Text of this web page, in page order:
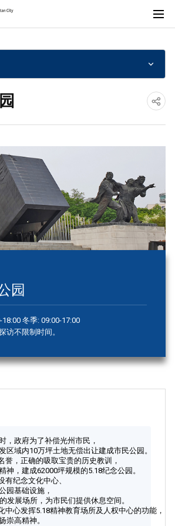
전
园
冬季: 09:00-17:00
访不限制时间。
，政府为了补偿光州市民，
区域内10万坪土地无偿出让建成市民公园。
誉，正确的吸取宝贵的历史教训，
神，建成62000坪规模的5.18纪念公园。
有纪念文化中心、
园基础设施，
发展场所，为市民们提供休息空间。
中心发挥5.18精神教育场所及人权中心的功能，
崇高精神。